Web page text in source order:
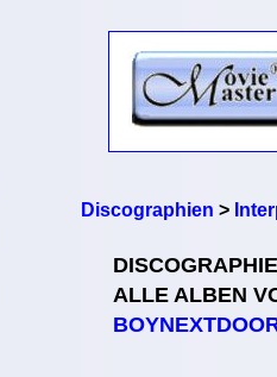
Discographien >
ALLE ALBEN